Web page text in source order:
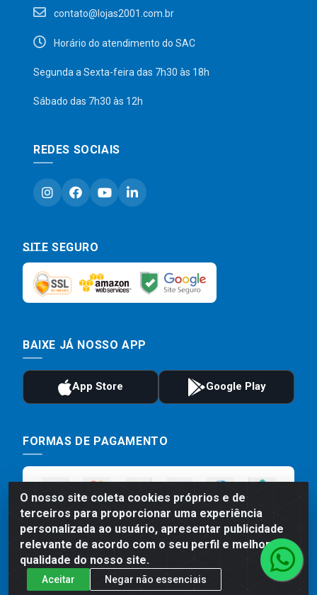
O nosso site coleta cookies próprios e de
terceiros para proporcionar uma experiência
personalizada ao usuário, apresentar publicidade
relevante de acordo com o seu perfil e melhorar a
qualidade do nosso site.
Aceitar Negar não essenciais
contato@lojas2001.com.br
Horário do atendimento do SAC
Segunda a Sexta-feira das 7h30 às 18h
Sábado das 7h30 às 12h
REDES SOCIAIS
SITE SEGURO
BAIXE JÁ NOSSO APP
FORMAS DE PAGAMENTO
Preços, promoções, condições de pagamento e frete são válidos